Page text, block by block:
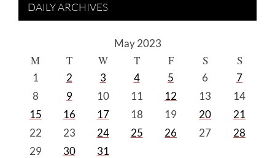
DAILY ARCHIVES
May 2023
M T W T F S S
1 2 3 4 5 6
7
8
9 10 11 12 13
14
15
16 17 18 19 20
21
22
23 24 25 26 27
28
29
30
31